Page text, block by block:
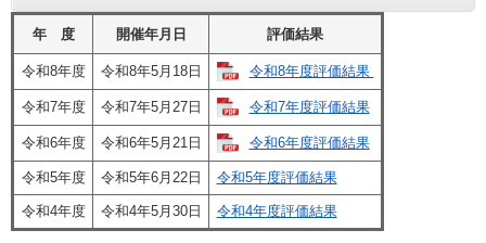
年 度 開催年月日 評価結果
令和8年度 令和8年5月18日 令和8年度評価結果
令和7年度 令和7年5月27日 令和7年度評価結果
令和6年度 令和6年5月21日 令和6年度評価結果
令和5年度 令和5年6月22日 令和5年度評価結果
令和4年度 令和4年5月30日 令和4年度評価結果